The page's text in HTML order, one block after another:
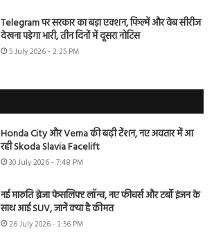
Telegram पर सरकार का बड़ा एक्शन, फिल्में और वेब सीरीज
देखना पड़ेगा भारी, तीन दिनों में दूसरा नोटिस
5 July 2026 - 2:25 PM
Honda City और Verna की बढ़ी टेंशन, नए अवतार में आ
रही Skoda Slavia Facelift
30 July 2026 - 7:48 PM
नई मारुति ब्रेजा फेसलिफ्ट लॉन्च, नए फीचर्स और टर्बो इंजन के
साथ आई SUV, जानें क्या है कीमत
26 July 2026 - 3:56 PM